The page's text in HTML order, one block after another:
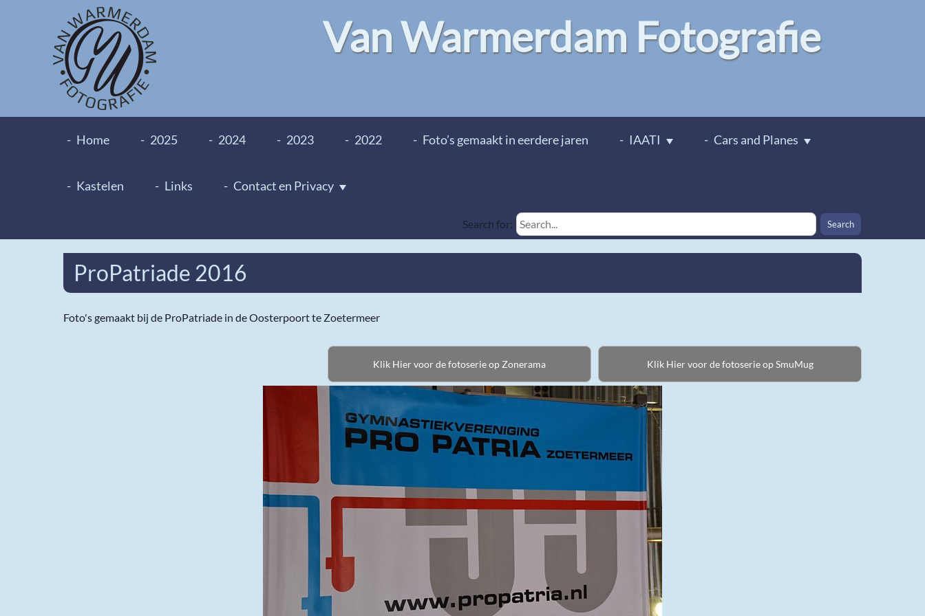
ProPatriade 2016
Foto's gemaakt bij de ProPatriade in de Oosterpoort te Zoetermeer
Van Warmerdam Fotografie
Home 2025 2024 2023 2022 Foto’s gemaakt in eerdere jaren IAATI Cars and Planes
Kastelen Links Contact en Privacy
Search for: